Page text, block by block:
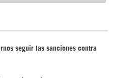
seguir las sanciones contra